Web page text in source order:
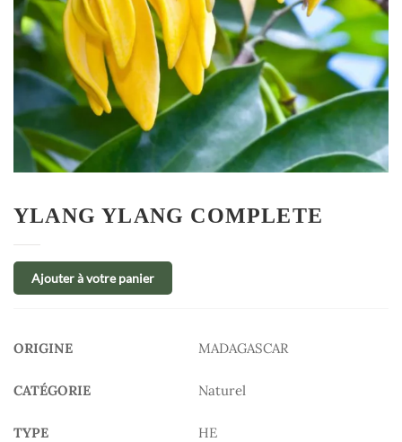
YLANG YLANG COMPLETE
Ajouter à votre panier
ORIGINE MADAGASCAR
CATÉGORIE Naturel
TYPE HE